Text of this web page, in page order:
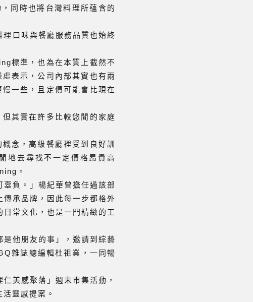
同時也將台灣料理所蘊含的
口味與餐廳服務品質也始終
標準，也為在本質上截然不
表示，公司內部其實也有兩
一些，且定價可能會比現在
其實在許多比較悠閒的家庭
念，高級餐廳裡受到良好訓
地去尋找不一定價格昂貴高
。
負。」楊紀華曾擔任過該部
承品牌，因此每一步都格外
常文化，也是一門精緻的工
他朋友的事」，邀請到綜藝
雜誌總編輯杜祖業，一同暢
美感聚落」週末市集活動，
靈感提案。